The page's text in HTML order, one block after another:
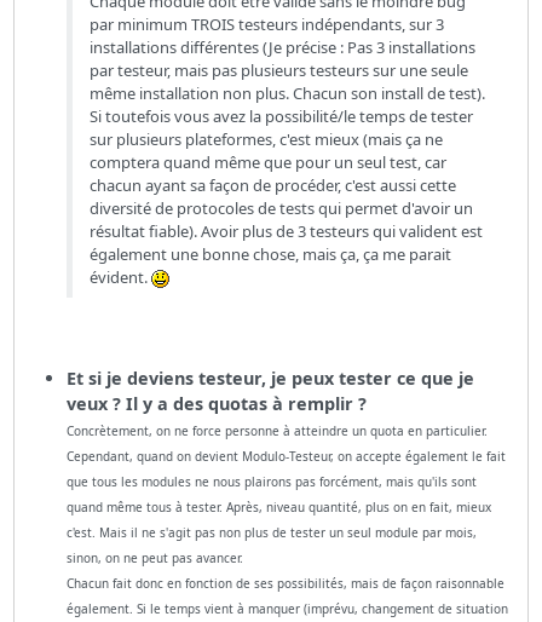
par minimum TROIS testeurs indépendants, sur 3
installations différentes (Je précise : Pas 3 installations
par testeur, mais pas plusieurs testeurs sur une seule
même installation non plus. Chacun son install de test).
Si toutefois vous avez la possibilité/le temps de tester
sur plusieurs plateformes, c'est mieux (mais ça ne
comptera quand même que pour un seul test, car
chacun ayant sa façon de procéder, c'est aussi cette
diversité de protocoles de tests qui permet d'avoir un
résultat fiable). Avoir plus de 3 testeurs qui valident est
également une bonne chose, mais ça, ça me parait
évident.
Et si je deviens testeur, je peux tester ce que je
veux ? Il y a des quotas à remplir ?
Concrètement, on ne force personne à atteindre un quota en particulier.
Cependant, quand on devient Modulo-Testeur, on accepte également le fait
que tous les modules ne nous plairons pas forcément, mais qu'ils sont
quand même tous à tester. Après, niveau quantité, plus on en fait, mieux
c'est. Mais il ne s'agit pas non plus de tester un seul module par mois,
sinon, on ne peut pas avancer.
Chacun fait donc en fonction de ses possibilités, mais de façon raisonnable
également. Si le temps vient à manquer (imprévu, changement de situation